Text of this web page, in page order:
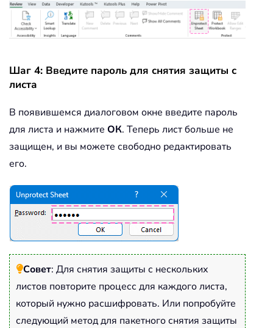
Шаг 4: Введите пароль для снятия защиты с
листа
В появившемся диалоговом окне введите пароль
для листа и нажмите ОК. Теперь лист больше не
защищен, и вы можете свободно редактировать
его.
Совет: Для снятия защиты с нескольких
листов повторите процесс для каждого листа,
который нужно расшифровать. Или попробуйте
следующий метод для пакетного снятия защиты